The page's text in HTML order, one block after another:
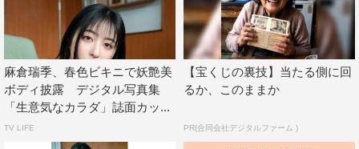
麻倉瑞季、春色ビキニで妖艶美
ボディ披露 デジタル写真集
「生意気なカラダ」誌面カッ...
TV LIFE
【宝くじの裏技】当たる側に回
るか、このままか
PR(合同会社デジタルファーム )